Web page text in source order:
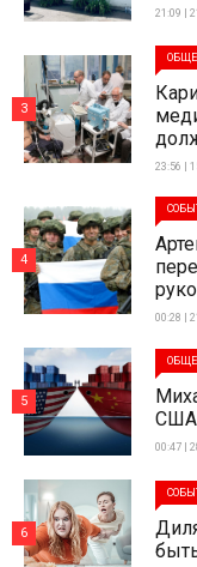
21:09 |
23:56 |
3
00:28 |
4
США
00:47 |
5
6